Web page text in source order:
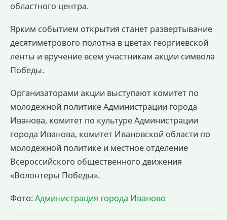
областного центра.
Ярким событием открытия станет развертывание
десятиметрового полотна в цветах георгиевской
ленты и вручение всем участникам акции символа
Победы.
Организаторами акции выступают комитет по
молодежной политике Администрации города
Иванова, комитет по культуре Администрации
города Иванова, комитет Ивановской области по
молодежной политике и местное отделение
Всероссийского общественного движения
«Волонтеры Победы».
Фото: Администрация города Иваново